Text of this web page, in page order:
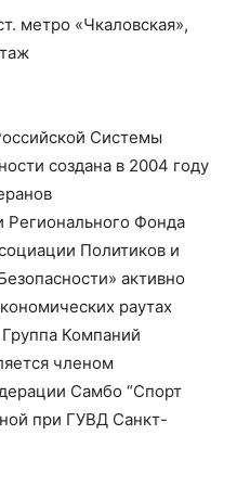
метро «Чкаловская»,
Системы
создана в 2004 году
Фонда
Политиков и
активно
раутах
Компаний
членом
Самбо “Спорт
при ГУВД Санкт-